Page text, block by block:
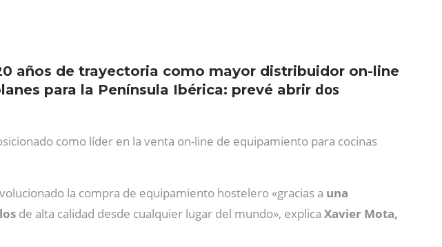
años de trayectoria como mayor distribuidor on-line
para la Península Ibérica: prevé abrir dos
como líder en la venta on-line de equipamiento para cocinas
la compra de equipamiento hostelero «gracias a una
de alta calidad desde cualquier lugar del mundo», explica Xavier Mota,